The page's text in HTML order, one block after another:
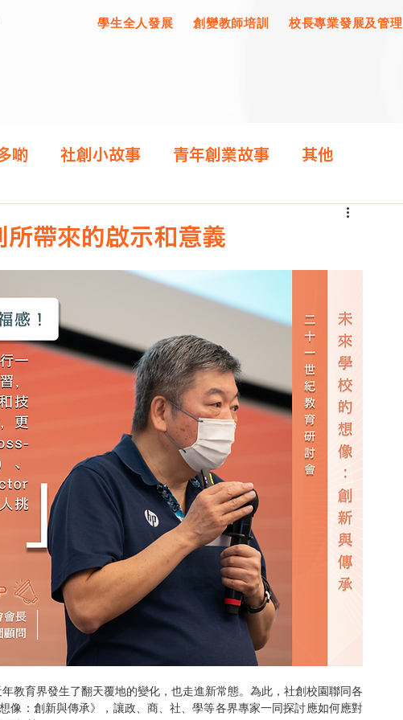
學生全人發展 創變教師培訓 校長專業發展及管理
啲 社創小故事 青年創業故事 其他
帶來的啟示和意義
像：創新與傳承》，讓政、商、社、學等各界專家一同探討應如何應對